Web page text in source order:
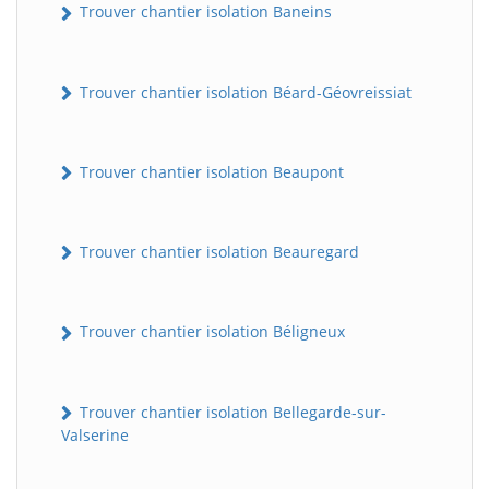
Trouver chantier isolation Baneins
Trouver chantier isolation Béard-Géovreissiat
Trouver chantier isolation Beaupont
Trouver chantier isolation Beauregard
Trouver chantier isolation Béligneux
Trouver chantier isolation Bellegarde-sur-
Valserine